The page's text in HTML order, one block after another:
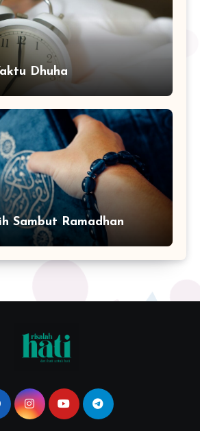
Dhuha
Sambut Ramadhan